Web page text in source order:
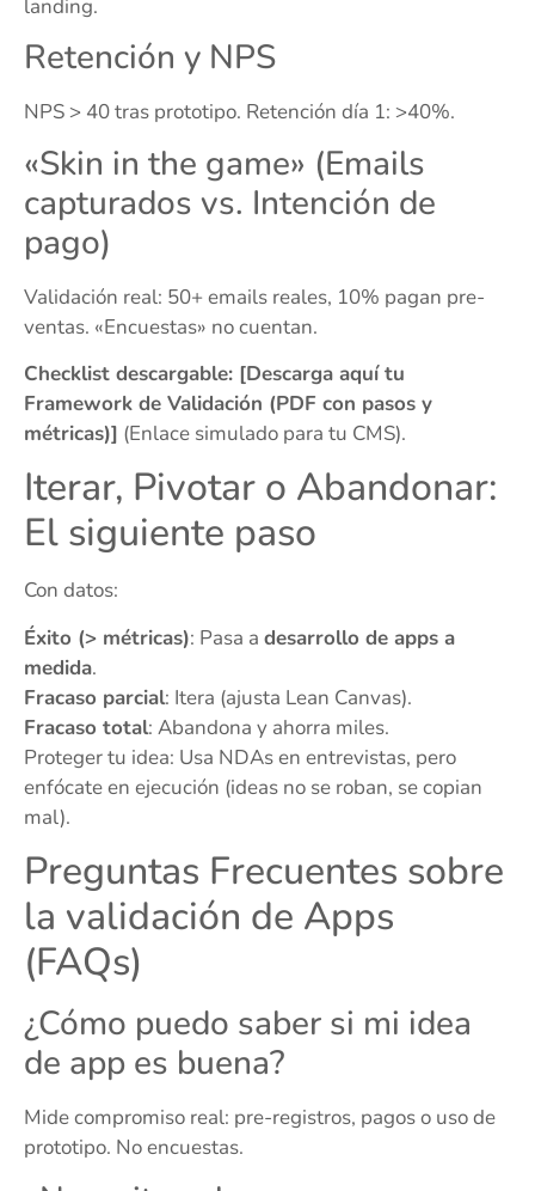
landing.
Retención y NPS
NPS > 40 tras prototipo. Retención día 1: >40%.
«Skin in the game» (Emails
capturados vs. Intención de
pago)
Validación real: 50+ emails reales, 10% pagan pre-
ventas. «Encuestas» no cuentan.
Checklist descargable: [Descarga aquí tu
Framework de Validación (PDF con pasos y
métricas)] (Enlace simulado para tu CMS).
Iterar, Pivotar o Abandonar:
El siguiente paso
Con datos:
Éxito (> métricas): Pasa a desarrollo de apps a
medida.
Fracaso parcial: Itera (ajusta Lean Canvas).
Fracaso total: Abandona y ahorra miles.
Proteger tu idea: Usa NDAs en entrevistas, pero
enfócate en ejecución (ideas no se roban, se copian
mal).
Preguntas Frecuentes sobre
la validación de Apps
(FAQs)
¿Cómo puedo saber si mi idea
de app es buena?
Mide compromiso real: pre-registros, pagos o uso de
prototipo. No encuestas.